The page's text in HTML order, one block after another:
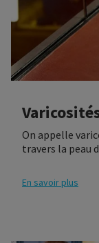
On appelle
travers la peau
de vêtements
symptômes et à
En savoir plus